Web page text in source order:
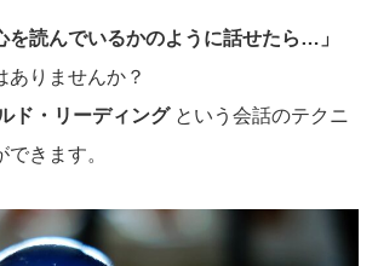
を読んでいるかのように話せたら…」
ありませんか？
ド・リーディングという会話のテクニ
きます。